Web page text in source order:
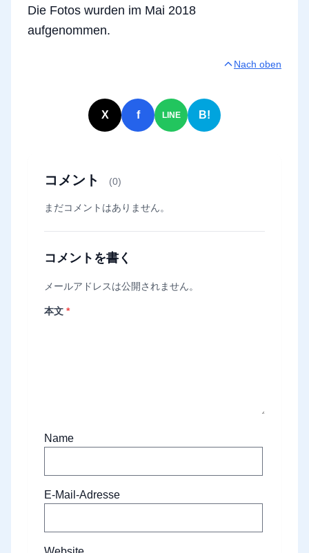
Die Fotos wurden im Mai 2018
aufgenommen.
Nach oben
X f LINE B!
コメント (0)
まだコメントはありません。
コメントを書く
メールアドレスは公開されません。
本文 *
Name
E-Mail-Adresse